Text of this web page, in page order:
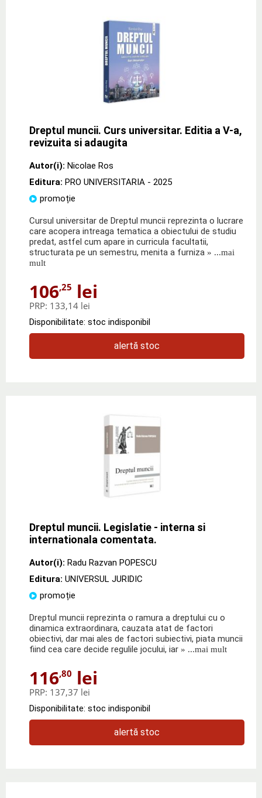
Dreptul muncii. Curs universitar. Editia a V-a,
revizuita si adaugita
Autor(i): Nicolae Ros
Editura: PRO UNIVERSITARIA - 2025
promoție
Cursul universitar de Dreptul muncii reprezinta o lucrare
care acopera intreaga tematica a obiectului de studiu
predat, astfel cum apare in curricula facultatii,
structurata pe un semestru, menita a furniza » ...mai
mult
106,25 lei
PRP: 133,14 lei
Disponibilitate: stoc indisponibil
alertă stoc
Dreptul muncii. Legislatie - interna si
internationala comentata.
Autor(i): Radu Razvan POPESCU
Editura: UNIVERSUL JURIDIC
promoție
Dreptul muncii reprezinta o ramura a dreptului cu o
dinamica extraordinara, cauzata atat de factori
obiectivi, dar mai ales de factori subiectivi, piata muncii
fiind cea care decide regulile jocului, iar » ...mai mult
116,80 lei
PRP: 137,37 lei
Disponibilitate: stoc indisponibil
alertă stoc